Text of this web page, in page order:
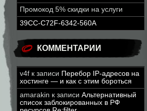
Промокод 5% скидки на услуги
39CC-C72F-6342-560A
КОММЕНТАРИИ
v4f к записи Перебор IP-адресов на
хостинге — и как с этим бороться
amarakin к записи Альтернативный
список заблокированных в РФ